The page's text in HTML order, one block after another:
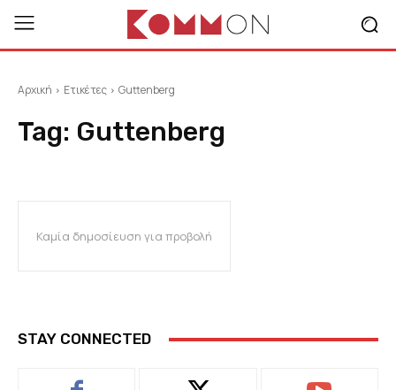
Αρχική Ετικέτες Guttenberg
Tag: Guttenberg
Καμία δημοσίευση για προβολή
STAY CONNECTED